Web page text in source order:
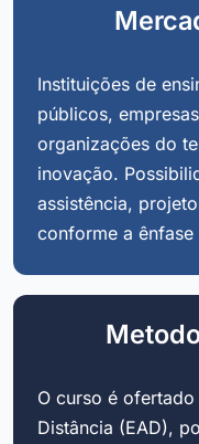
Instituições de
públicos,
organizações do
inovação.
assistência,
conforme a
O curso é
Distância (EAD),